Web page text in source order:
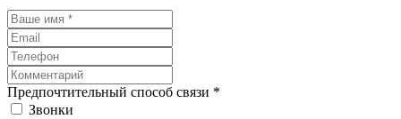
Предпочтительный способ связи *
Звонки